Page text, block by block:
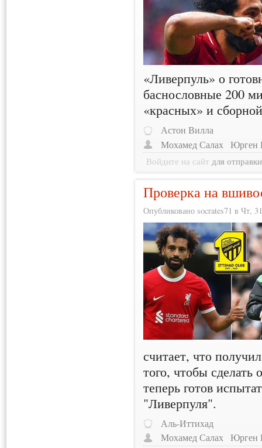
«Ливерпуль» о
баснословные 200
«красных» и
Астон Вилла
Мохамед Салах Юрген
Войдите на сайт для
Проверка на
Опубликовано socrates71 в Чт,
считает, что
того, чтобы
теперь готов
"Ливерпуля".
Аль-Иттихад
Мохамед Салах Юрген